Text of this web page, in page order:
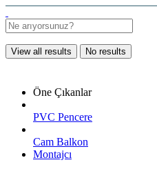
View all results No results
Öne Çıkanlar
PVC Pencere
Cam Balkon
Montajcı